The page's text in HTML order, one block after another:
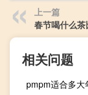
上一篇
春节喝什么
相关问题
pmpm适合多大